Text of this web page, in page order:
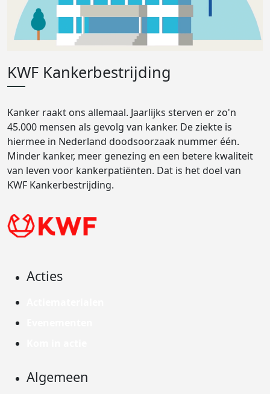
KWF Kankerbestrijding
Kanker raakt ons allemaal. Jaarlijks sterven er zo'n
45.000 mensen als gevolg van kanker. De ziekte is
hiermee in Nederland doodsoorzaak nummer één.
Minder kanker, meer genezing en een betere kwaliteit
van leven voor kankerpatiënten. Dat is het doel van
KWF Kankerbestrijding.
Acties
Algemeen